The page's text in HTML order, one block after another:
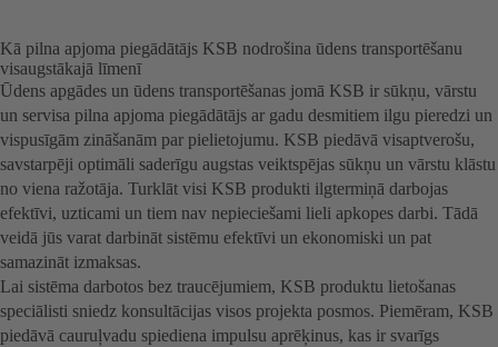
Kā pilna apjoma piegādātājs KSB nodrošina ūdens transportēšanu
visaugstākajā līmenī
Ūdens apgādes un ūdens transportēšanas jomā KSB ir sūkņu, vārstu
un servisa pilna apjoma piegādātājs ar gadu desmitiem ilgu pieredzi un
vispusīgām zināšanām par pielietojumu. KSB piedāvā visaptverošu,
savstarpēji optimāli saderīgu augstas veiktspējas sūkņu un vārstu klāstu
no viena ražotāja. Turklāt visi KSB produkti ilgtermiņā darbojas
efektīvi, uzticami un tiem nav nepieciešami lieli apkopes darbi. Tādā
veidā jūs varat darbināt sistēmu efektīvi un ekonomiski un pat
samazināt izmaksas.
Lai sistēma darbotos bez traucējumiem, KSB produktu lietošanas
speciālisti sniedz konsultācijas visos projekta posmos. Piemēram, KSB
piedāvā cauruļvadu spiediena impulsu aprēķinus, kas ir svarīgs